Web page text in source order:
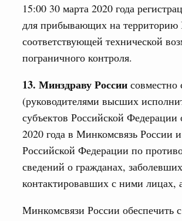
15:00 30 марта 2020 года
для прибывающих на
соответствующей технической
пограничного контроля.
13. Минздраву России
(руководителями высших
субъектов Российской Федерации
2020 года в Минкомсвязь России
Российской Федерации по
сведений о гражданах,
контактировавших с ними лицах,
Минкомсвязи России обеспечить
8 ноября 2025, суббота
транспорт
дал поручения по
сессии о развитии
сообщения
20 октября 2025, понедельник
Профессиональные квалификации
дал поручения по
и призёрами
мастерства
16 октября 2025, четверг